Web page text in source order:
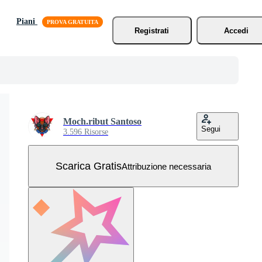
Piani
Registrati
Accedi
Moch.ribut Santoso
3.596 Risorse Segui
Scarica GratisAttribuzione necessaria